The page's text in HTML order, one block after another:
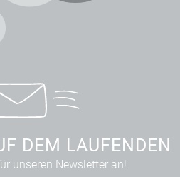
DEM LAUFENDEN
unseren Newsletter an!